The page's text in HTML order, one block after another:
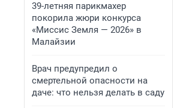
39-летняя парикмахер
покорила жюри конкурса
«Миссис Земля — 2026» в
Малайзии
Врач предупредил о
смертельной опасности на
даче: что нельзя делать в саду